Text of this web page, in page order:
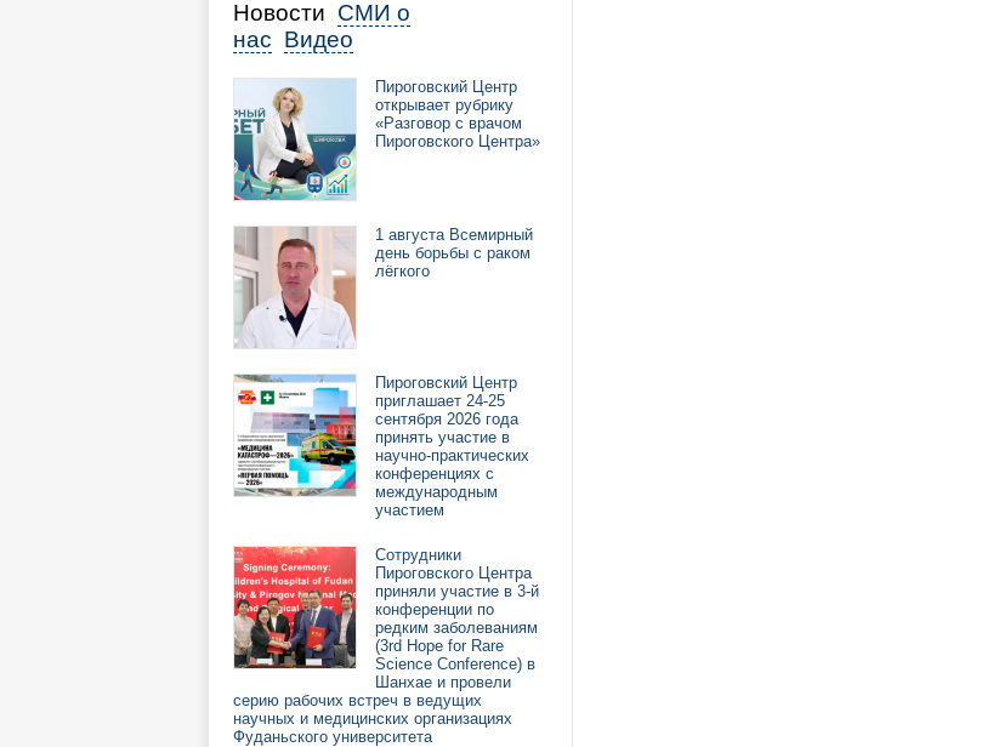
Новости СМИ о
нас Видео
Пироговский Центр
открывает рубрику
«Разговор с врачом
Пироговского Центра»
1 августа Всемирный
день борьбы с раком
лёгкого
Пироговский Центр
приглашает 24-25
сентября 2026 года
принять участие в
научно-практических
конференциях с
международным
участием
Сотрудники
Пироговского Центра
приняли участие в 3-й
конференции по
редким заболеваниям
(3rd Hope for Rare
Science Conference) в
Шанхае и провели
серию рабочих встреч в ведущих
научных и медицинских организациях
Фуданьского университета